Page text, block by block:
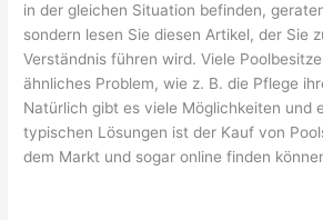
in der gleichen Situation befinden,
sondern lesen Sie diesen Artikel, der Sie
Verständnis führen wird. Viele
ähnliches Problem, wie z. B. die Pflege
Natürlich gibt es viele Möglichkeiten und
typischen Lösungen ist der Kauf von
dem Markt und sogar online finden